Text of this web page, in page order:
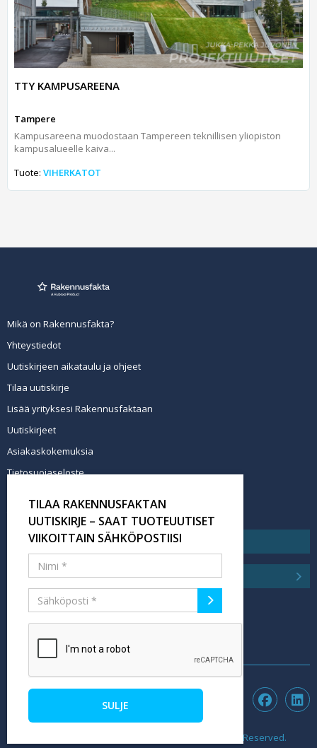
TTY KAMPUSAREENA
Tampere
Kampusareena muodostaan Tampereen teknillisen yliopiston
kampusalueelle kaiva...
Tuote: VIHERKATOT
Mikä on Rakennusfakta?
Yhteystiedot
Uutiskirjeen aikataulu ja ohjeet
Tilaa uutiskirje
Lisää yrityksesi Rakennusfaktaan
Uutiskirjeet
Asiakaskokemuksia
Tietosuojaseloste
Tilaa uutiskirje
©2026 rakennusfakta.fi - Hubexo Finland Oy. All Rights Reserved.
TILAA RAKENNUSFAKTAN
UUTISKIRJE – SAAT TUOTEUUTISET
VIIKOITTAIN SÄHKÖPOSTIISI
SULJE